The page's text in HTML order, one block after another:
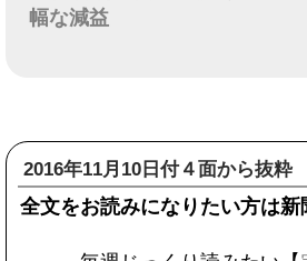
幅な減益
2016年11月10日付４面から抜粋
全文をお読みになりたい方は